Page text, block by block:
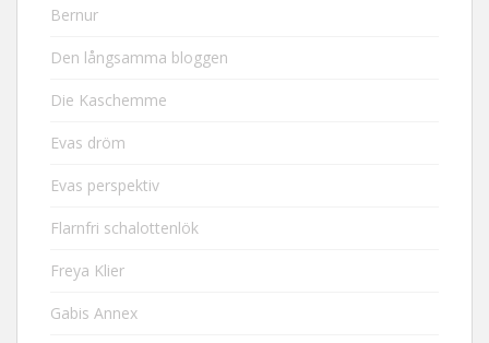
Bernur
Den långsamma bloggen
Die Kaschemme
Evas dröm
Evas perspektiv
Flarnfri schalottenlök
Freya Klier
Gabis Annex